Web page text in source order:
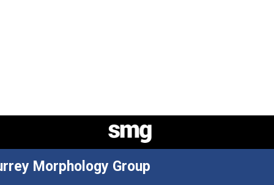
Morphology Group